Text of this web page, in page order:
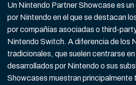
Un Nintendo Partner Showcase es
por Nintendo en el que se destacan
por compañías asociadas o third-
Nintendo Switch. A diferencia de los
tradicionales, que suelen centrarse
desarrollados por Nintendo o sus
Showcases muestran principalmente